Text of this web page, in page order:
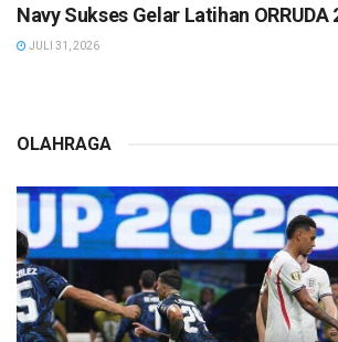
Navy Sukses Gelar Latihan ORRUDA
JULI 31, 2026
OLAHRAGA